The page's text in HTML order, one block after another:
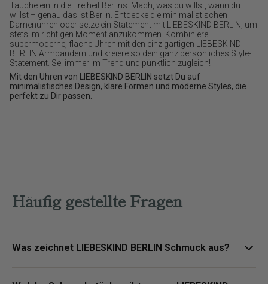
Tauche ein in die Freiheit Berlins: Mach, was du willst, wann du
willst – genau das ist Berlin. Entdecke die minimalistischen
Damenuhren oder setze ein Statement mit LIEBESKIND BERLIN, um
stets im richtigen Moment anzukommen. Kombiniere
supermoderne, flache Uhren mit den einzigartigen LIEBESKIND
BERLIN Armbändern und kreiere so dein ganz persönliches Style-
Statement. Sei immer im Trend und pünktlich zugleich!
Mit den Uhren von LIEBESKIND BERLIN setzt Du auf
minimalistisches Design, klare Formen und moderne Styles, die
perfekt zu Dir passen.
Häufig gestellte Fragen
Was zeichnet LIEBESKIND BERLIN Schmuck aus?